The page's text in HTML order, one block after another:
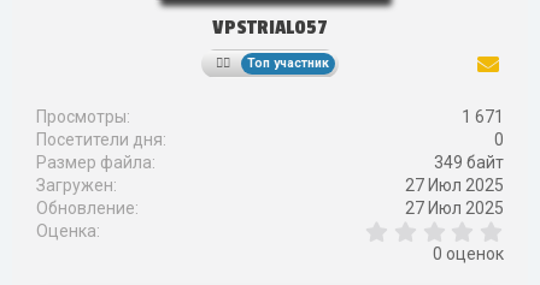
VPSTRIAL057
Топ участник
Просмотры
1 671
Посетители дня
0
Размер файла
349 байт
Загружен
27 Июл 2025
Обновление
27 Июл 2025
Оценка
,
0 оценок